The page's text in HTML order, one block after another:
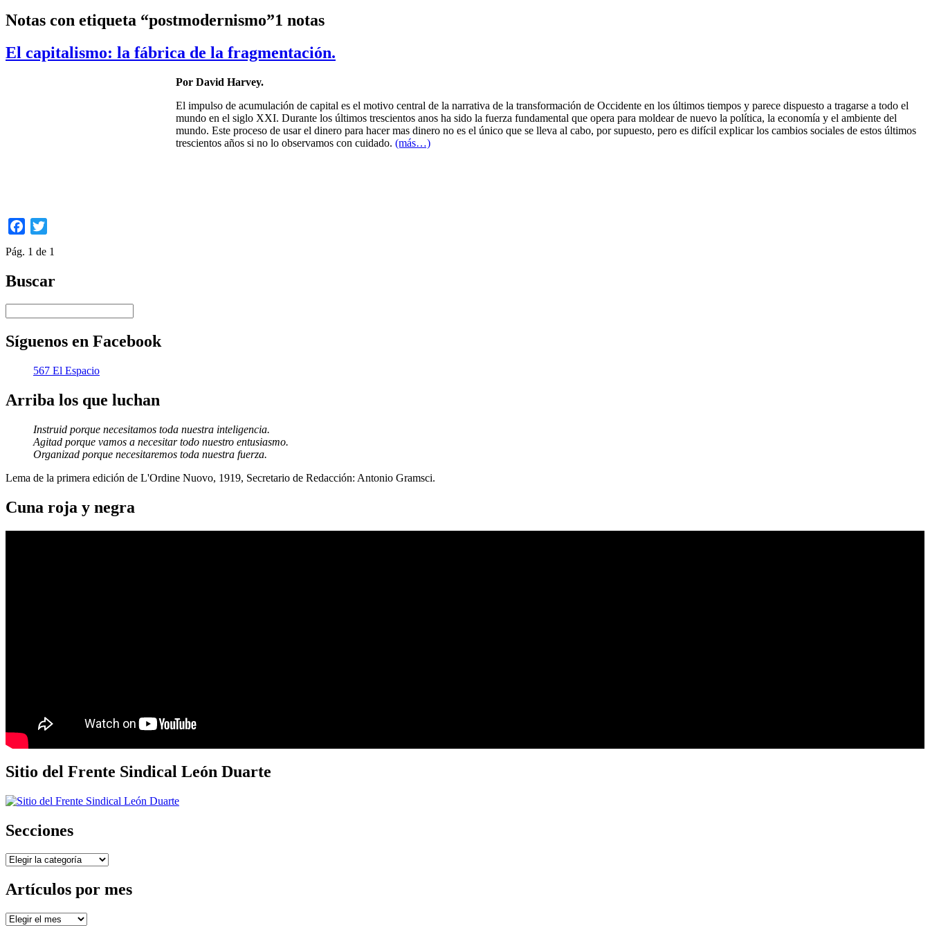
Notas con etiqueta “postmodernismo”1 notas
El capitalismo: la fábrica de la fragmentación.
Por David Harvey.
El impulso de acumulación de capital es el motivo central de la narrativa de la transformación de Occidente en los últimos tiempos y parece dispuesto a tragarse a todo el
mundo en el siglo XXI. Durante los últimos trescientos anos ha sido la fuerza fundamental que opera para moldear de nuevo la política, la economía y el ambiente del
mundo. Este proceso de usar el dinero para hacer mas dinero no es el único que se lleva al cabo, por supuesto, pero es difícil explicar los cambios sociales de estos últimos
trescientos años si no lo observamos con cuidado. (más…)
Facebook
Pág. 1 de 1
Buscar
Síguenos en Facebook
567 El Espacio
Arriba los que luchan
Instruid porque necesitamos toda nuestra inteligencia.
Agitad porque vamos a necesitar todo nuestro entusiasmo.
Organizad porque necesitaremos toda nuestra fuerza.
Lema de la primera edición de L'Ordine Nuovo, 1919, Secretario de Redacción: Antonio Gramsci.
Cuna roja y negra
Sitio del Frente Sindical León Duarte
Secciones
Secciones
Artículos por mes
Artículos